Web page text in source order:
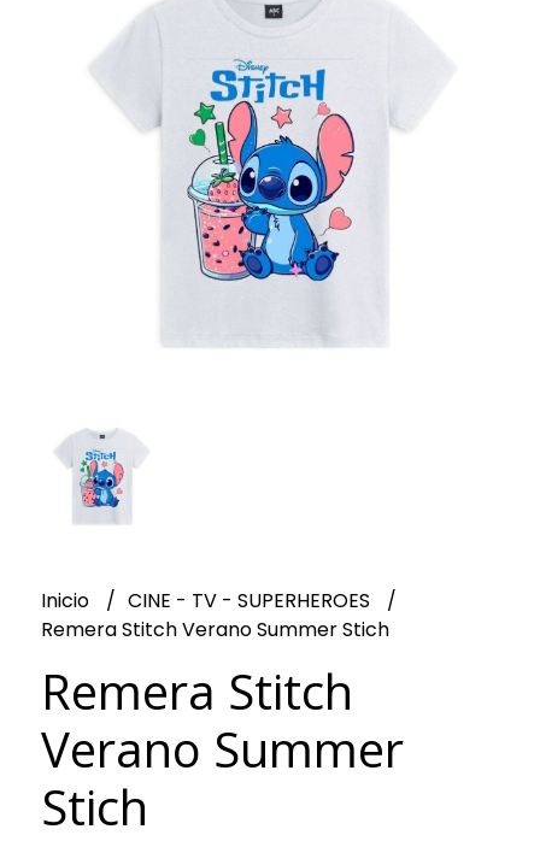
Inicio
CINE - TV - SUPERHEROES
Remera Stitch Verano Summer Stich
Remera Stitch
Verano Summer
Stich